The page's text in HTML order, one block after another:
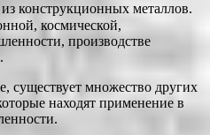
конструкционных металлов.
космической,
производстве
множество других
находят применение в